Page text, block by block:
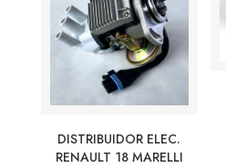
DISTRIBUIDOR ELEC.
RENAULT 18 MARELLI